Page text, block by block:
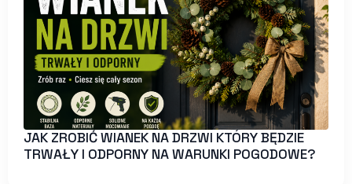
JAK ZROBIĆ WIANEK NA DRZWI KTÓRY BĘDZIE
TRWAŁY I ODPORNY NA WARUNKI POGODOWE?